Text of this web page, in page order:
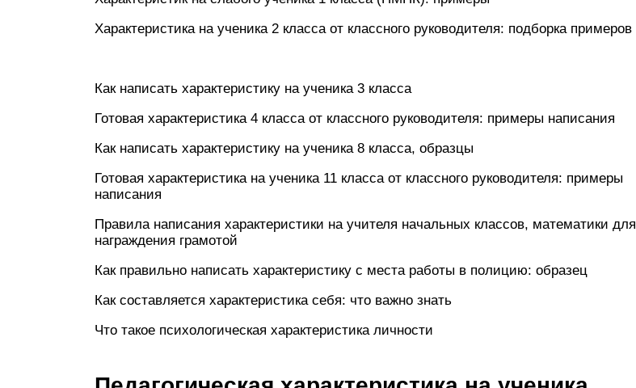
Характеристика на ученика 2 класса от классного руководителя: подборка примеров
Как написать характеристику на ученика 3 класса
Готовая характеристика 4 класса от классного руководителя: примеры написания
Как написать характеристику на ученика 8 класса, образцы
Готовая характеристика на ученика 11 класса от классного руководителя: примеры
написания
Правила написания характеристики на учителя начальных классов, математики для
награждения грамотой
Как правильно написать характеристику с места работы в полицию: образец
Как составляется характеристика себя: что важно знать
Что такое психологическая характеристика личности